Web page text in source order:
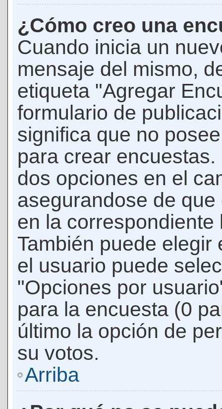
¿Cómo creo una
Cuando inicia un
mensaje del mismo,
etiqueta "Agregar
formulario de
significa que no
para crear
dos opciones en el
asegurandose de
en la
También puede
el usuario puede
"Opciones por
para la encuesta (0
último la opción de
su votos.
Arriba